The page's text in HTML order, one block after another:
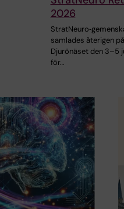
2026
samlades återigen på
Djurönäset den 3–5
för…